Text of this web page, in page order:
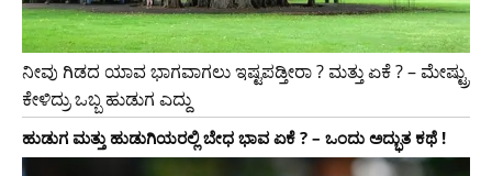
ನೀವು ಗಿಡದ ಯಾವ ಭಾಗವಾಗಲು ಇಷ್ಟಪಡ್ತೀರಾ ? ಮತ್ತು ಏಕೆ ? – ಮೇಷ್ಟ್ರು
ಕೇಳಿದ್ರು ಒಬ್ಬ ಹುಡುಗ ಎದ್ದು
ಹುಡುಗ ಮತ್ತು ಹುಡುಗಿಯರಲ್ಲಿ ಬೇಧ ಭಾವ ಏಕೆ ? – ಒಂದು ಅದ್ಭುತ ಕಥೆ !